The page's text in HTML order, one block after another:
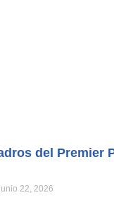
del Premier
junio 22, 2026